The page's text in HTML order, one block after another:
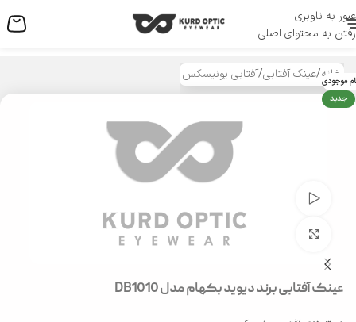
عبور به ناوبری
رفتن به محتوای اصلی
منو
خانه/عینک آفتابی/آفتابی یونیسکس
موجودی
جدید
تماشای ویدئو
بزرگنمایی تصویر
عینک آفتابی برند دیوید بکهام مدل DB1010